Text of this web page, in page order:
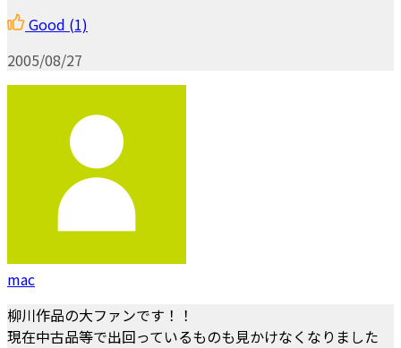
Good (1)
2005/08/27
mac
柳川作品の大ファンです！！
現在中古品等で出回っているものも見かけなくなりました